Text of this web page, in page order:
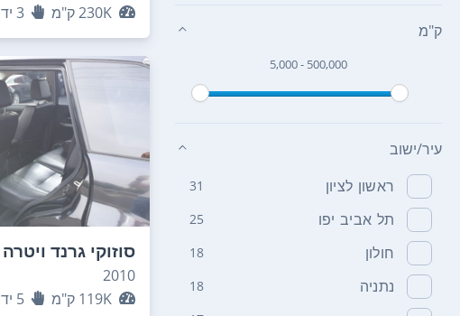
ק"מ
5,000 - 500,000
עיר/ישוב
ראשון לציון 31
תל אביב יפו 25
חולון 18
נתניה 18
230Kק"מ 3 יד
סוזוקי גרנד ויטרה
2010
119K ק"מ 5 יד